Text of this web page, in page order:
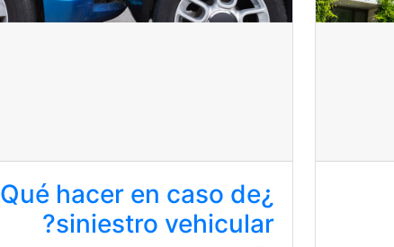
¿Qué hacer en caso de
siniestro vehicular?